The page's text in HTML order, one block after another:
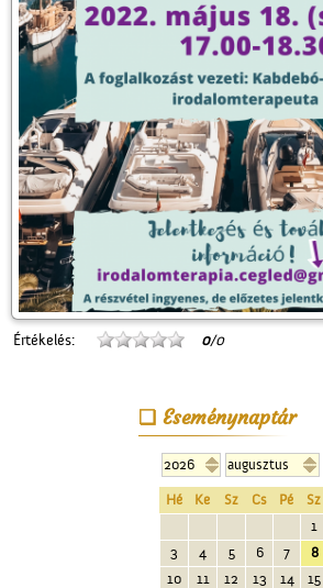
Értékelés: 0/0
Eseménynaptár
Hé Ke Sz Cs Pé Sz
1
3
4 5 6 7 8
10
11 12 13 14 15